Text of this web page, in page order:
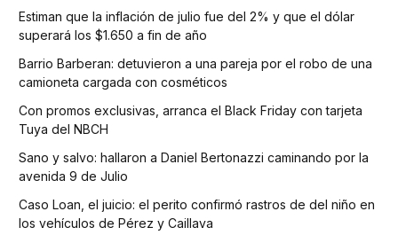
Estiman que la inflación de julio fue del 2% y que el dólar
superará los $1.650 a fin de año
Barrio Barberan: detuvieron a una pareja por el robo de una
camioneta cargada con cosméticos
Con promos exclusivas, arranca el Black Friday con tarjeta
Tuya del NBCH
Sano y salvo: hallaron a Daniel Bertonazzi caminando por la
avenida 9 de Julio
Caso Loan, el juicio: el perito confirmó rastros de del niño en
los vehículos de Pérez y Caillava